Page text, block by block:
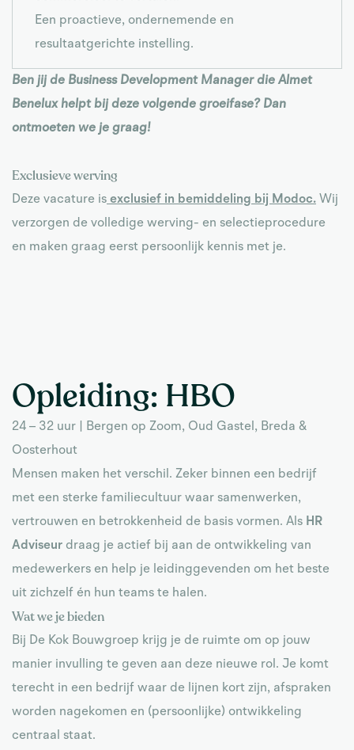
Een proactieve, ondernemende en
resultaatgerichte instelling.
Ben jij de Business Development Manager die Almet
Benelux helpt bij deze volgende groeifase? Dan
ontmoeten we je graag!
Exclusieve werving
Deze vacature is exclusief in bemiddeling bij Modoc. Wij
verzorgen de volledige werving- en selectieprocedure
en maken graag eerst persoonlijk kennis met je.
Opleiding: HBO
24 – 32 uur | Bergen op Zoom, Oud Gastel, Breda &
Oosterhout
Mensen maken het verschil. Zeker binnen een bedrijf
met een sterke familiecultuur waar samenwerken,
vertrouwen en betrokkenheid de basis vormen. Als HR
Adviseur draag je actief bij aan de ontwikkeling van
medewerkers en help je leidinggevenden om het beste
uit zichzelf én hun teams te halen.
Wat we je bieden
Bij De Kok Bouwgroep krijg je de ruimte om op jouw
manier invulling te geven aan deze nieuwe rol. Je komt
terecht in een bedrijf waar de lijnen kort zijn, afspraken
worden nagekomen en (persoonlijke) ontwikkeling
centraal staat.